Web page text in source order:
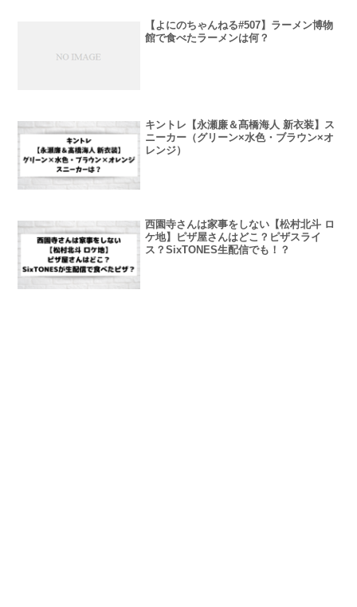
【よにのちゃんねる#507】ラーメン博物
館で食べたラーメンは何？
キントレ【永瀬廉＆髙橋海人 新衣装】ス
ニーカー（グリーン×水色・ブラウン×オ
レンジ）
西園寺さんは家事をしない【松村北斗 ロ
ケ地】ピザ屋さんはどこ？ピザスライ
ス？SixTONES生配信でも！？